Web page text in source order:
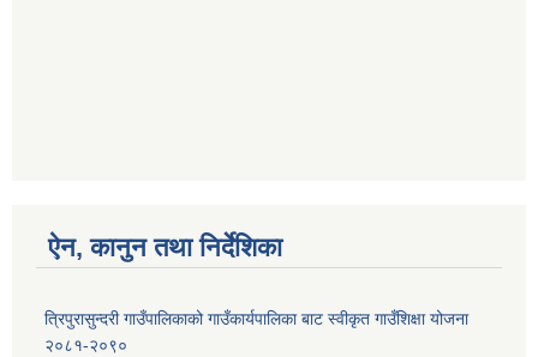
ऐन, कानुन तथा निर्देशिका
त्रिपुरासुन्दरी गाउँपालिकाको गाउँकार्यपालिका बाट स्वीकृत गाउँशिक्षा योजना
२०८१-२०९०